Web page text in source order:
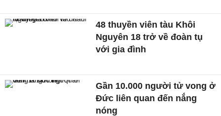
48 thuyền viên tàu Khôi
Nguyên 18 trở về đoàn tụ
với gia đình
Gần 10.000 người tử vong ở
Đức liên quan đến nắng
nóng